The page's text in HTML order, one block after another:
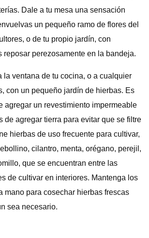
Dale a tu mesa una sensación
un pequeño ramo de flores del
o de tu propio jardín, con
reposar perezosamente en la bandeja.
la ventana de tu cocina, o a cualquier
con un pequeño jardín de hierbas. Es
agregar un revestimiento impermeable
de agregar tierra para evitar que se filtre
hierbas de uso frecuente para cultivar,
cilantro, menta, orégano, perejil,
que se encuentran entre las
de cultivar en interiores. Mantenga los
mano para cosechar hierbas frescas
sea necesario.